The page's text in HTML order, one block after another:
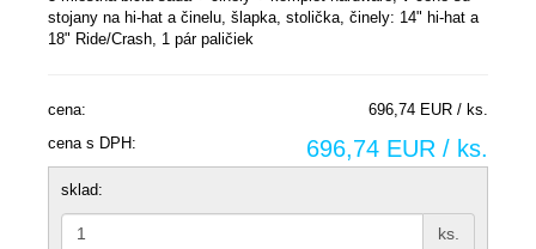
stojany na hi-hat a činelu, šlapka, stolička, činely: 14" hi-hat a
18" Ride/Crash, 1 pár paličiek
cena:
696,74 EUR / ks.
cena s DPH:
696,74 EUR / ks.
sklad:
ks.